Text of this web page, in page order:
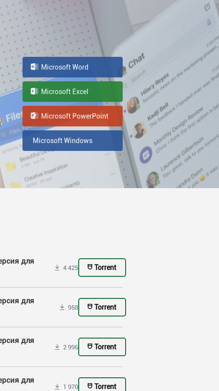
Microsoft Word
Microsoft Excel
Microsoft PowerPoint
Microsoft Windows
для
4 425 Torrent
для
958 Torrent
для
2 996 Torrent
для
1 970 Torrent